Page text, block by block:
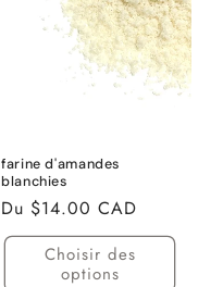
farine d'amandes
blanchies
Prix
habituel
Du $14.00 CAD
Choisir des
options